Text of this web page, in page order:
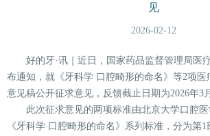
见
2026-02-12
好的牙·讯｜近日，国家药品监督管理局医
布通知，就《牙科学 口腔畸形的命名》等2项
意见稿公开征求意见，反馈截止日期为2026年3
此次征求意见的两项标准由北京大学口腔医
《牙科学 口腔畸形的命名》系列标准，分为第